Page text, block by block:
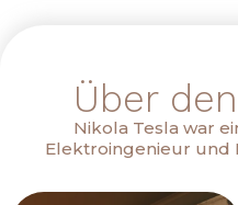
Über
Nikola Tesla war
Elektroingenieur und